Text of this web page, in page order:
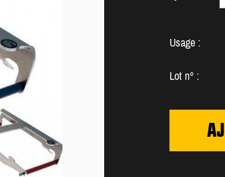
Usage :
Lot n° :